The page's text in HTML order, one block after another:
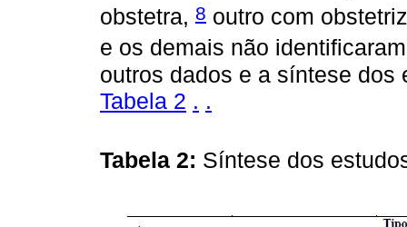
obstetra, 8 outro com
e os demais não
outros dados e a síntese
Tabela 2 . .
Tabela 2: Síntese dos